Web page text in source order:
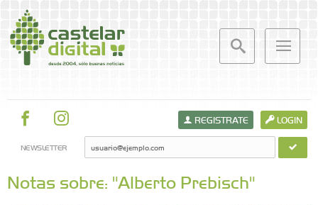
LOGIN
REGISTRATE
NEWSLETTER
Notas sobre: "Alberto Prebisch"